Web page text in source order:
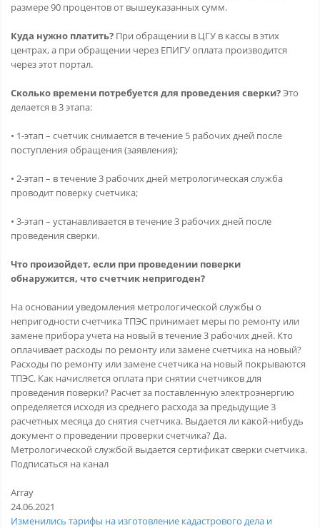
размере 90 процентов от вышеуказанных сумм.
Куда нужно платить? При обращении в ЦГУ в кассы в этих
центрах, а при обращении через ЕПИГУ оплата производится
через этот портал.
Сколько времени потребуется для проведения сверки?Это
делается в 3 этапа:
• 1-этап – счетчик снимается в течение 5 рабочих дней после
поступления обращения (заявления);
• 2-этап – в течение 3 рабочих дней метрологическая служба
проводит поверку счетчика;
• 3-этап – устанавливается в течение 3 рабочих дней после
проведения сверки.
Что произойдет, если при проведении поверки
обнаружится, что счетчик непригоден?
На основании уведомления метрологической службы о
непригодности счетчика ТПЭС принимает меры по ремонту или
замене прибора учета на новый в течение 3 рабочих дней. Кто
оплачивает расходы по ремонту или замене счетчика на новый?
Расходы по ремонту или замене счетчика на новый покрываются
ТПЭС. Как начисляется оплата при снятии счетчиков для
проведения поверки? Расчет за поставленную электроэнергию
определяется исходя из среднего расхода за предыдущие 3
расчетных месяца до снятия счетчика. Выдается ли какой-нибудь
документ о проведении проверки счетчика? Да.
Метрологической службой выдается сертификат сверки счетчика.
Подписаться на канал
Array
24.06.2021
Изменились тарифы на изготовление кадастрового дела и